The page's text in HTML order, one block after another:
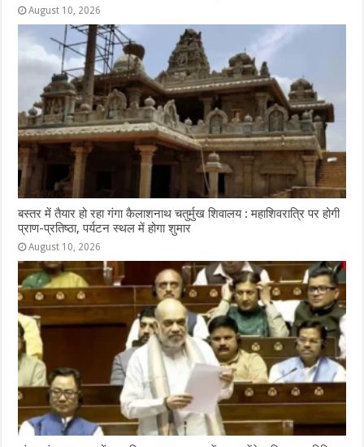
August 10, 2026
बस्तर में तैयार हो रहा गंगा कैलाशनाथ चतुर्मुख शिवालय : महाशिवरात्रि पर होगी
प्राण-प्रतिष्ठा, पर्यटन स्थल में होगा शुमार
August 10, 2026